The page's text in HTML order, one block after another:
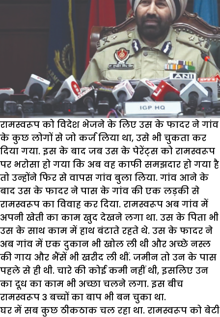
रामस्वरूप को विदेश भेजने के लिए उस के फादर ने गांव
के कुछ लोगों से जो कर्ज लिया था, उसे भी चुकता कर
दिया गया. इस के बाद जब उस के पेरेंट्स को रामस्वरूप
पर भरोसा हो गया कि अब वह काफी समझदार हो गया है
तो उन्होंने फिर से वापस गांव बुला लिया. गांव आने के
बाद उस के फादर ने पास के गांव की एक लड़की से
रामस्वरूप का विवाह कर दिया. रामस्वरूप अब गांव में
अपनी खेती का काम खुद देखने लगा था. उस के पिता भी
उस के साथ काम में हाथ बंटाते रहते थे. उस के फादर ने
अब गांव में एक दुकान भी खोल ली थी और अच्छे नस्ल
की गाय और भैंसें भी खरीद ली थीं. जमीन तो उन के पास
पहले से ही थी. चारे की कोई कमी नहीं थी, इसलिए उन
का दूध का काम भी अच्छा चलने लगा. इस बीच
रामस्वरूप 3 बच्चों का बाप भी बन चुका था.
घर में सब कुछ ठीकठाक चल रहा था. रामस्वरूप को बेटी